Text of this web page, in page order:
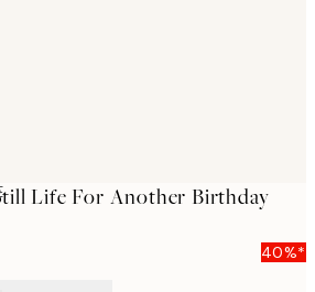
Life For Another Birthday
40%*